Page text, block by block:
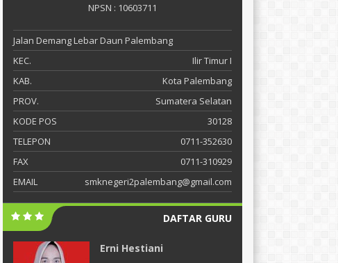
NPSN : 10603711
Jalan Demang Lebar Daun Palembang
KEC.
Ilir Timur I
KAB.
Kota Palembang
PROV.
Sumatera Selatan
KODE POS
30128
TELEPON
0711-352630
FAX
0711-310929
EMAIL
smknegeri2palembang@gmail.com
DAFTAR GURU
Erni Hestiani